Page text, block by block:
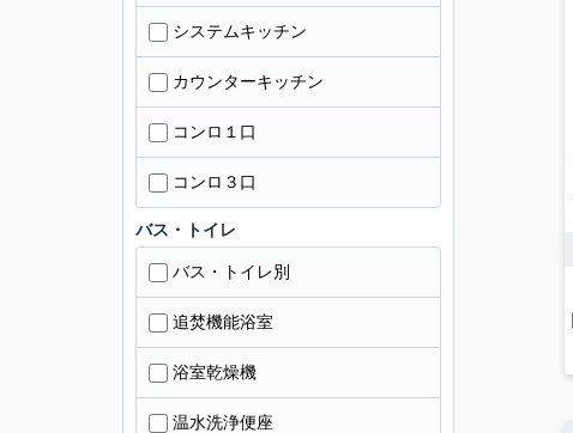
システムキッチン
カウンターキッチン
コンロ１口
コンロ３口
バス・トイレ
バス・トイレ別
追焚機能浴室
浴室乾燥機
温水洗浄便座